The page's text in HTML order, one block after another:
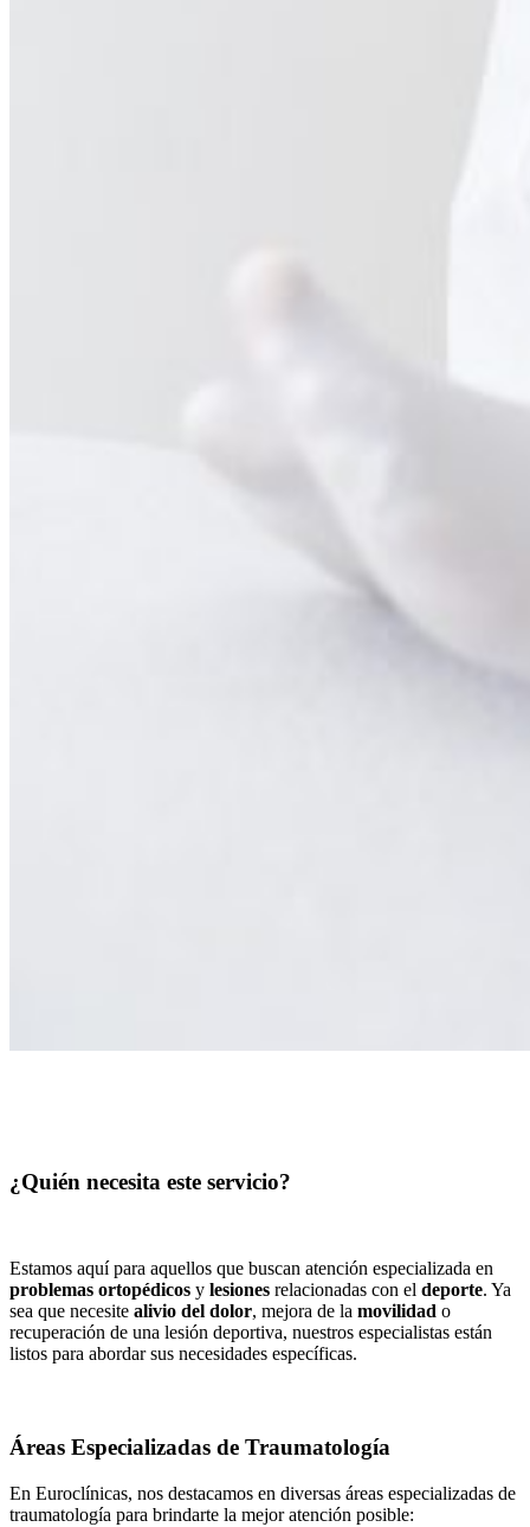
¿Quién necesita este servicio?
Estamos aquí para aquellos que buscan atención especializada en
problemas ortopédicos y lesiones relacionadas con el deporte. Ya
sea que necesite alivio del dolor, mejora de la movilidad o
recuperación de una lesión deportiva, nuestros especialistas están
listos para abordar sus necesidades específicas.
Áreas Especializadas de Traumatología
En Euroclínicas, nos destacamos en diversas áreas especializadas de
traumatología para brindarte la mejor atención posible: